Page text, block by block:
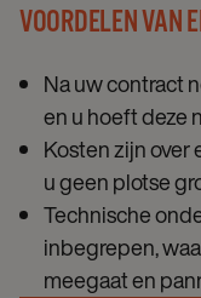
VOORDELEN VAN
Na uw contract
en u hoeft deze
Kosten zijn over
u geen plotse
Technische
inbegrepen,
meegaat en